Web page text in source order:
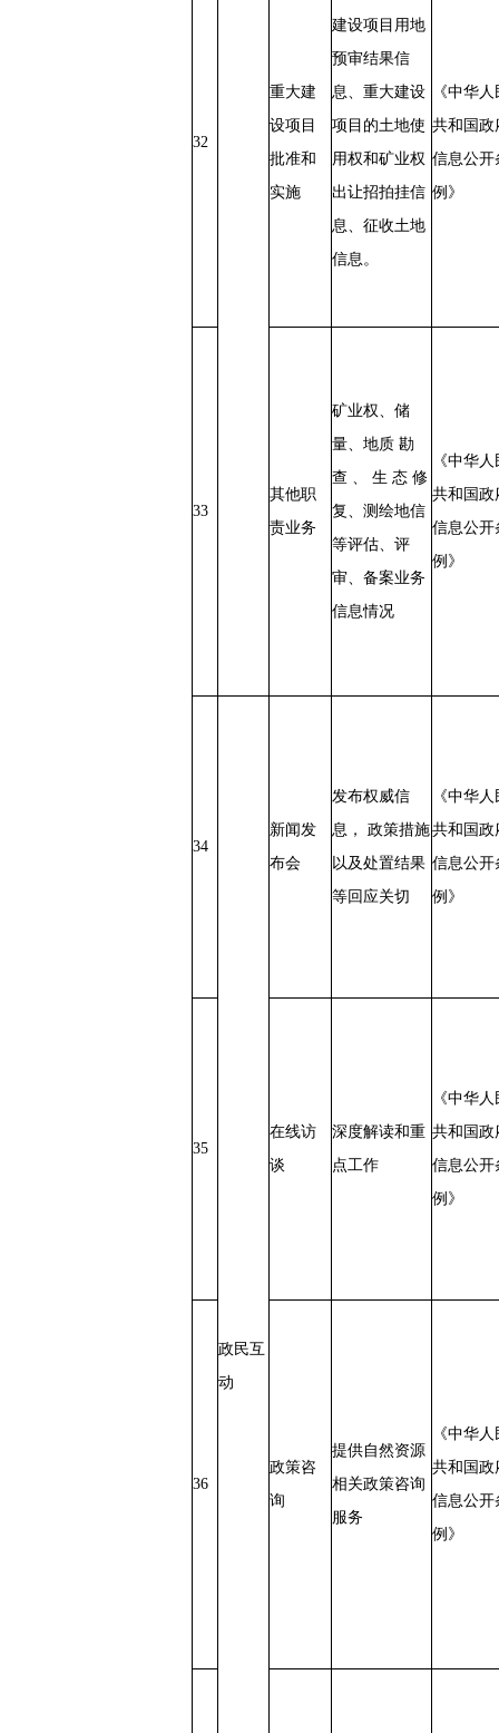
32
重大建
设项目
批准和
实施
建设项目用地
预审结果信
息、重大建设
项目的土地使
用权和矿业权
出让招拍挂信
息、征收土地
信息。
《中华人
共和国政
信息公开
例》
33
其他职
责业务
矿业权、储
量、地质 勘
查 、 生 态 修
复、测绘地信
等评估、评
审、备案业务
信息情况
《中华人
共和国政
信息公开
例》
34
政民互
动
新闻发
布会
发布权威信
息， 政策措施
以及处置结果
等回应关切
《中华人
共和国政
信息公开
例》
35
在线访
谈
深度解读和重
点工作
《中华人
共和国政
信息公开
例》
36
政策咨
询
提供自然资源
相关政策咨询
服务
《中华人
共和国政
信息公开
例》